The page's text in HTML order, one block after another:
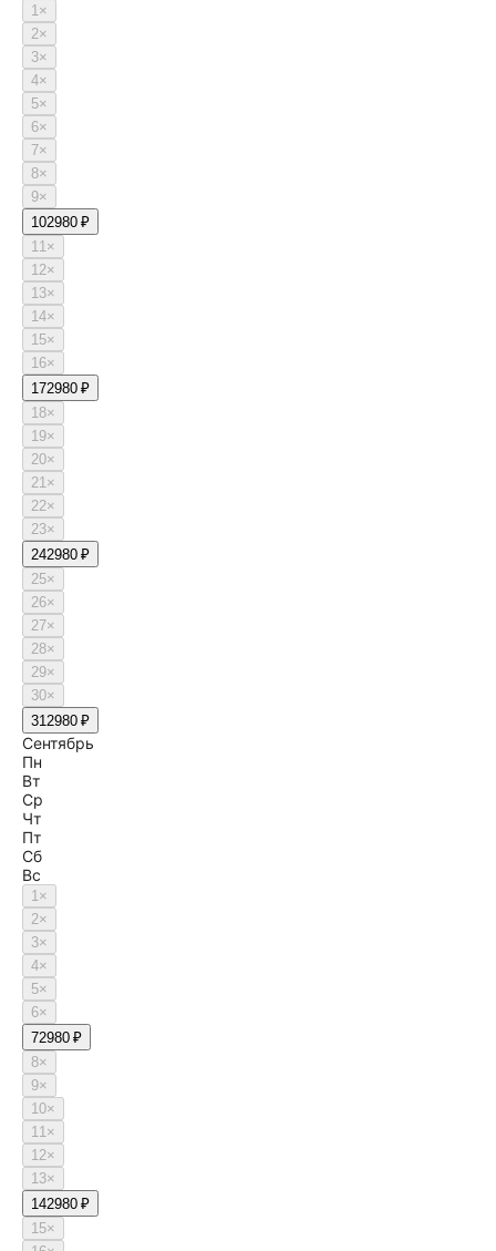
1×
2×
3×
4×
5×
6×
7×
8×
9×
102980 ₽
11×
12×
13×
14×
15×
16×
172980 ₽
18×
19×
20×
21×
22×
23×
242980 ₽
25×
26×
27×
28×
29×
30×
312980 ₽
Сентябрь
Пн
Вт
Ср
Чт
Пт
Сб
Вс
1×
2×
3×
4×
5×
6×
72980 ₽
8×
9×
10×
11×
12×
13×
142980 ₽
15×